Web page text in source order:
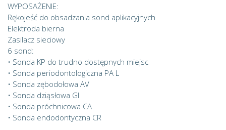
WYPOSAŻENIE:
Rękojeść do obsadzania sond aplikacyjnych
Elektroda bierna
Zasilacz sieciowy
6 sond:
• Sonda KP do trudno dostępnych miejsc
• Sonda periodontologiczna PA L
• Sonda zębodołowa AV
• Sonda dziąsłowa GI
• Sonda próchnicowa CA
• Sonda endodontyczna CR